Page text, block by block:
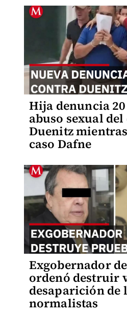
Hija denuncia
abuso sexual
Duenitz
caso Dafne
Exgobernador
ordenó destruir
desaparición de
normalistas